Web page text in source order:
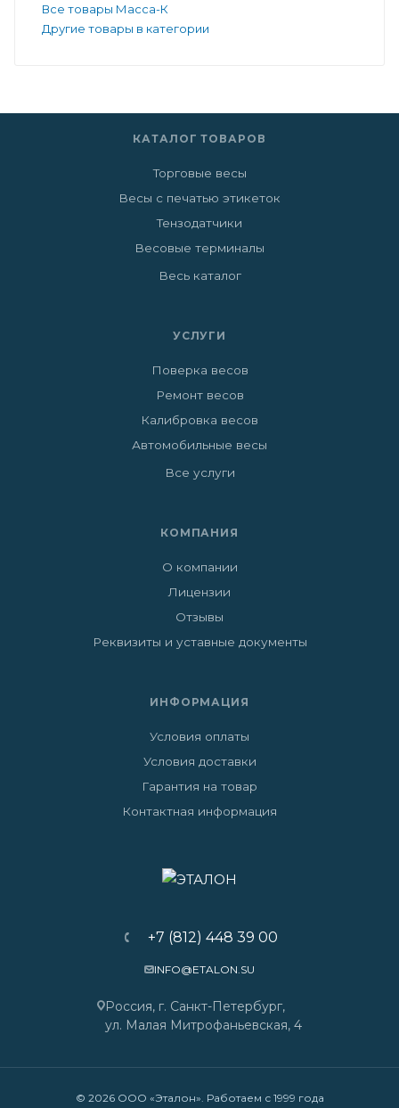
Все товары Масса-К
Другие товары в категории
КАТАЛОГ ТОВАРОВ
Торговые весы
Весы с печатью этикеток
Тензодатчики
Весовые терминалы
Весь каталог
УСЛУГИ
Поверка весов
Ремонт весов
Калибровка весов
Автомобильные весы
Все услуги
КОМПАНИЯ
О компании
Лицензии
Отзывы
Реквизиты и уставные документы
ИНФОРМАЦИЯ
Условия оплаты
Условия доставки
Гарантия на товар
Контактная информация
+7 (812) 448 39 00
INFO@ETALON.SU
Россия, г. Санкт-Петербург,
ул. Малая Митрофаньевская, 4
© 2026 ООО «Эталон». Работаем с 1999 года